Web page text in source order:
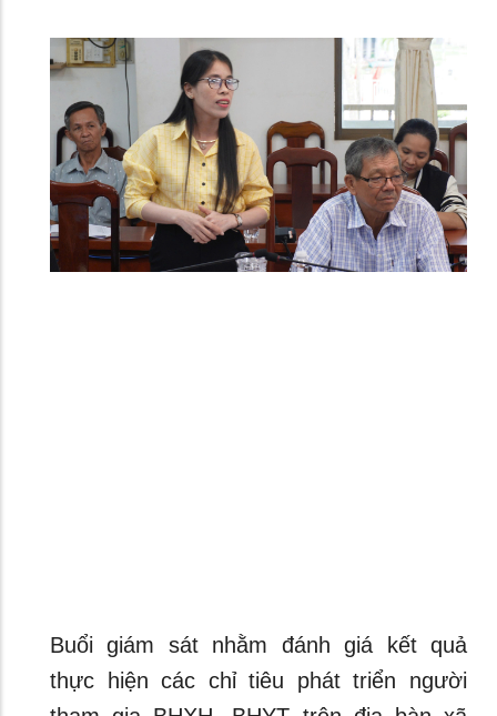
Buổi giám sát nhằm đánh giá kết quả
thực hiện các chỉ tiêu phát triển người